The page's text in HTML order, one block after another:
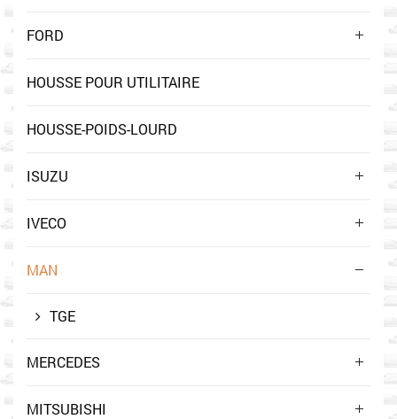
FORD
HOUSSE POUR UTILITAIRE
HOUSSE-POIDS-LOURD
ISUZU
IVECO
MAN
TGE
MERCEDES
MITSUBISHI